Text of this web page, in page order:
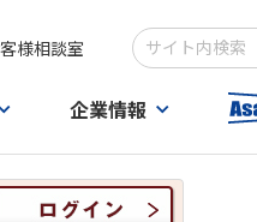
様相談室
検索キーワード
企業情報